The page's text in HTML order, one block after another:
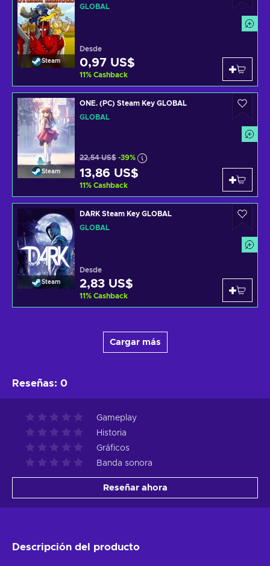
Steam
GLOBAL
Desde
0,97 US$
11% Cashback
Steam
ONE. (PC) Steam Key GLOBAL
GLOBAL
22,54 US$ -39%
13,86 US$
11% Cashback
Steam
DARK Steam Key GLOBAL
GLOBAL
Desde
2,83 US$
11% Cashback
Cargar más
Reseñas: 0
Gameplay
Historia
Gráficos
Banda sonora
Reseñar ahora
Descripción del producto